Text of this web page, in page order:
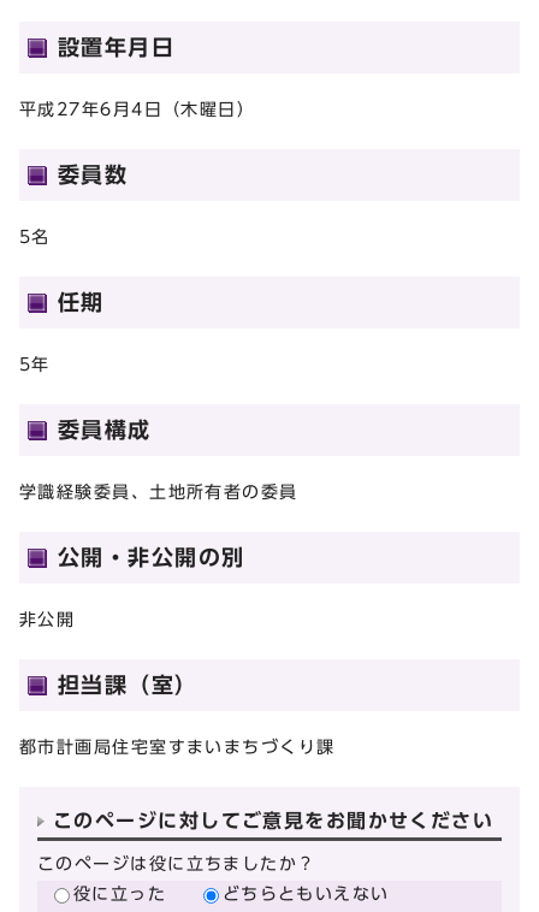
設置年月日
平成27年6月4日（木曜日）
委員数
5名
任期
5年
委員構成
学識経験委員、土地所有者の委員
公開・非公開の別
非公開
担当課（室）
都市計画局住宅室すまいまちづくり課
このページに対してご意見をお聞かせください
このページは役に立ちましたか？
役に立った
どちらともいえない